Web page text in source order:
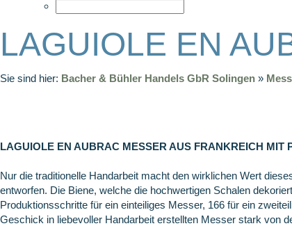
LAGUIOLE EN
Sie sind hier: Bacher & Bühler Handels GbR Solingen »
LAGUIOLE EN AUBRAC MESSER AUS FRANKREICH
Nur die traditionelle Handarbeit macht den wirklichen Wert
entworfen. Die Biene, welche die hochwertigen Schalen
Produktionsschritte für ein einteiliges Messer, 166 für ein
Geschick in liebevoller Handarbeit erstellten Messer stark von